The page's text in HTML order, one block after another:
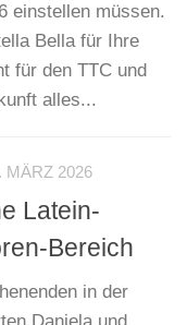
einstellen müssen.
Bella für Ihre
für den TTC und
alles...
MÄRZ 2026
Latein-
Bereich
in der